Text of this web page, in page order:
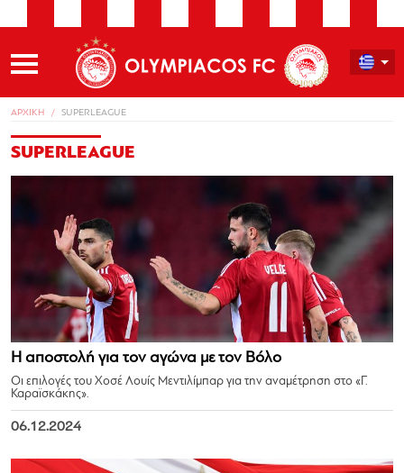
ΑΡΧΙΚΗ SUPERLEAGUE
SUPERLEAGUE
Η αποστολή για τον αγώνα με τον Βόλο
Οι επιλογές του Χοσέ Λουίς Μεντιλίμπαρ για την αναμέτρηση στο «Γ.
Καραϊσκάκης».
06.12.2024